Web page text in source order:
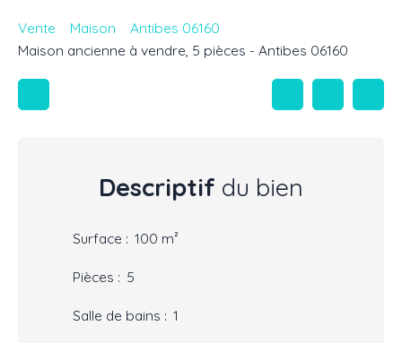
Vente Maison
Antibes 06160
Maison ancienne à vendre, 5 pièces - Antibes 06160
Descriptif du bien
Surface : 100 m²
Pièces : 5
Salle de bains : 1